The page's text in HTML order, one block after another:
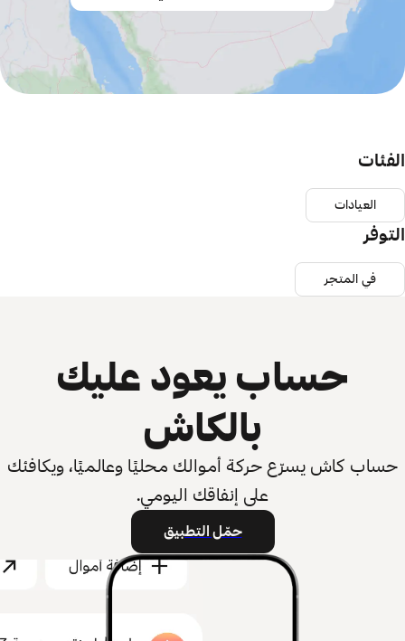
الفئات
العيادات
التوفر
في المتجر
حساب يعود عليك
بالكاش
حساب كاش يسرّع حركة أموالك محليًا وعالميًا، ويكافئك
على إنفاقك اليومي.
حمّل التطبيق